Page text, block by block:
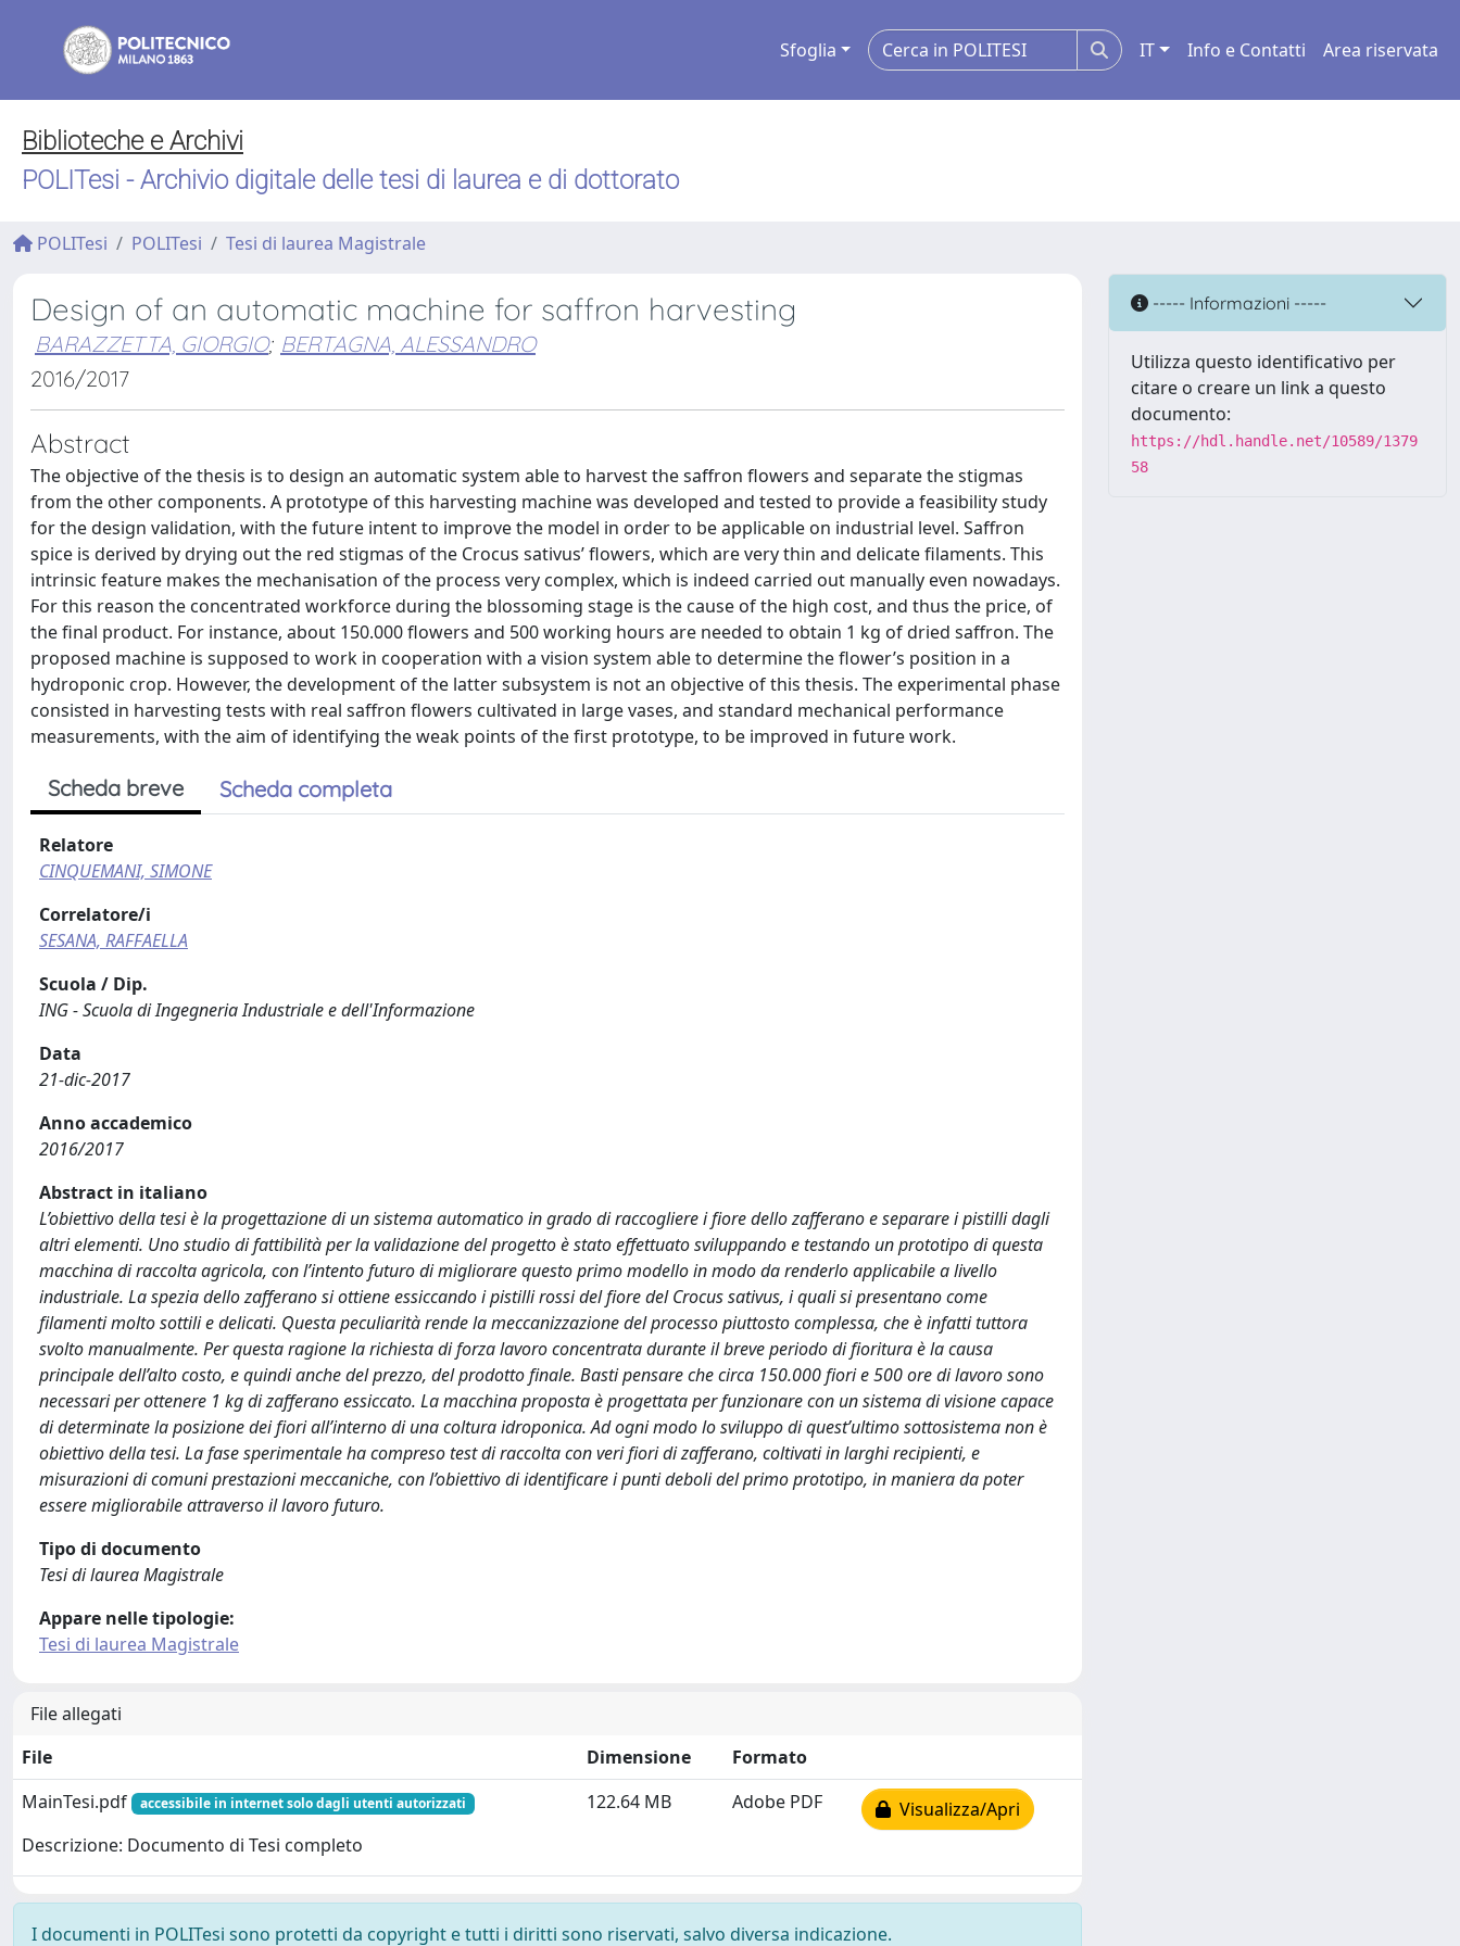
Sfoglia IT Info e Contatti Area riservata
Biblioteche e Archivi
POLITesi - Archivio digitale delle tesi di laurea e di dottorato
POLITesi POLITesi Tesi di laurea Magistrale
Design of an automatic machine for saffron harvesting
BARAZZETTA, GIORGIO; BERTAGNA, ALESSANDRO
2016/2017
Abstract
The objective of the thesis is to design an automatic system able to harvest the saffron flowers and separate the stigmas
from the other components. A prototype of this harvesting machine was developed and tested to provide a feasibility study
for the design validation, with the future intent to improve the model in order to be applicable on industrial level. Saffron
spice is derived by drying out the red stigmas of the Crocus sativus’ flowers, which are very thin and delicate filaments. This
intrinsic feature makes the mechanisation of the process very complex, which is indeed carried out manually even nowadays.
For this reason the concentrated workforce during the blossoming stage is the cause of the high cost, and thus the price, of
the final product. For instance, about 150.000 flowers and 500 working hours are needed to obtain 1 kg of dried saffron. The
proposed machine is supposed to work in cooperation with a vision system able to determine the flower’s position in a
hydroponic crop. However, the development of the latter subsystem is not an objective of this thesis. The experimental phase
consisted in harvesting tests with real saffron flowers cultivated in large vases, and standard mechanical performance
measurements, with the aim of identifying the weak points of the first prototype, to be improved in future work.
Scheda breve Scheda completa
Relatore
CINQUEMANI, SIMONE
Correlatore/i
SESANA, RAFFAELLA
Scuola / Dip.
ING - Scuola di Ingegneria Industriale e dell'Informazione
Data
21-dic-2017
Anno accademico
2016/2017
Abstract in italiano
L’obiettivo della tesi è la progettazione di un sistema automatico in grado di raccogliere i fiore dello zafferano e separare i pistilli dagli
altri elementi. Uno studio di fattibilità per la validazione del progetto è stato effettuato sviluppando e testando un prototipo di questa
macchina di raccolta agricola, con l’intento futuro di migliorare questo primo modello in modo da renderlo applicabile a livello
industriale. La spezia dello zafferano si ottiene essiccando i pistilli rossi del fiore del Crocus sativus, i quali si presentano come
filamenti molto sottili e delicati. Questa peculiarità rende la meccanizzazione del processo piuttosto complessa, che è infatti tuttora
svolto manualmente. Per questa ragione la richiesta di forza lavoro concentrata durante il breve periodo di fioritura è la causa
principale dell’alto costo, e quindi anche del prezzo, del prodotto finale. Basti pensare che circa 150.000 fiori e 500 ore di lavoro sono
necessari per ottenere 1 kg di zafferano essiccato. La macchina proposta è progettata per funzionare con un sistema di visione capace
di determinate la posizione dei fiori all’interno di una coltura idroponica. Ad ogni modo lo sviluppo di quest’ultimo sottosistema non è
obiettivo della tesi. La fase sperimentale ha compreso test di raccolta con veri fiori di zafferano, coltivati in larghi recipienti, e
misurazioni di comuni prestazioni meccaniche, con l’obiettivo di identificare i punti deboli del primo prototipo, in maniera da poter
essere migliorabile attraverso il lavoro futuro.
Tipo di documento
Tesi di laurea Magistrale
Appare nelle tipologie:
Tesi di laurea Magistrale
File allegati
File
Dimensione
Formato
MainTesi.pdf
accessibile in internet solo dagli utenti autorizzati
Descrizione: Documento di Tesi completo
122.64 MB Adobe PDF Visualizza/Apri
I documenti in POLITesi sono protetti da copyright e tutti i diritti sono riservati, salvo diversa indicazione.
----- Informazioni -----
Utilizza questo identificativo per
citare o creare un link a questo
documento:
https://hdl.handle.net/10589/1379
58